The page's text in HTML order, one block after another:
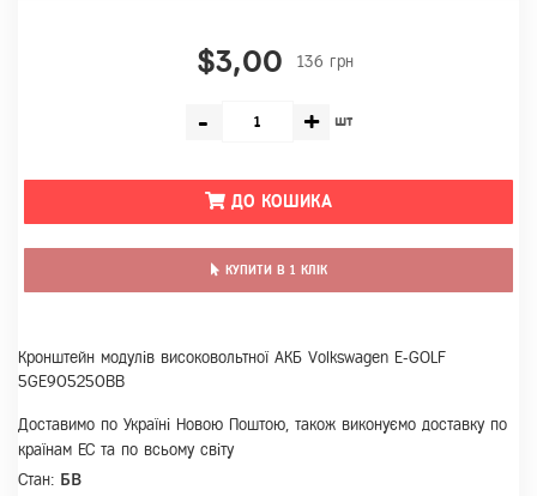
$3,00 136 грн
- + шт
ДО КОШИКА
КУПИТИ В 1 КЛІК
Кронштейн модулів високовольтної АКБ Volkswagen E-GOLF
5GE905250BB
Доставимо по Україні Новою Поштою, також виконуємо доставку по
країнам ЕС та по всьому світу
Стан: БВ